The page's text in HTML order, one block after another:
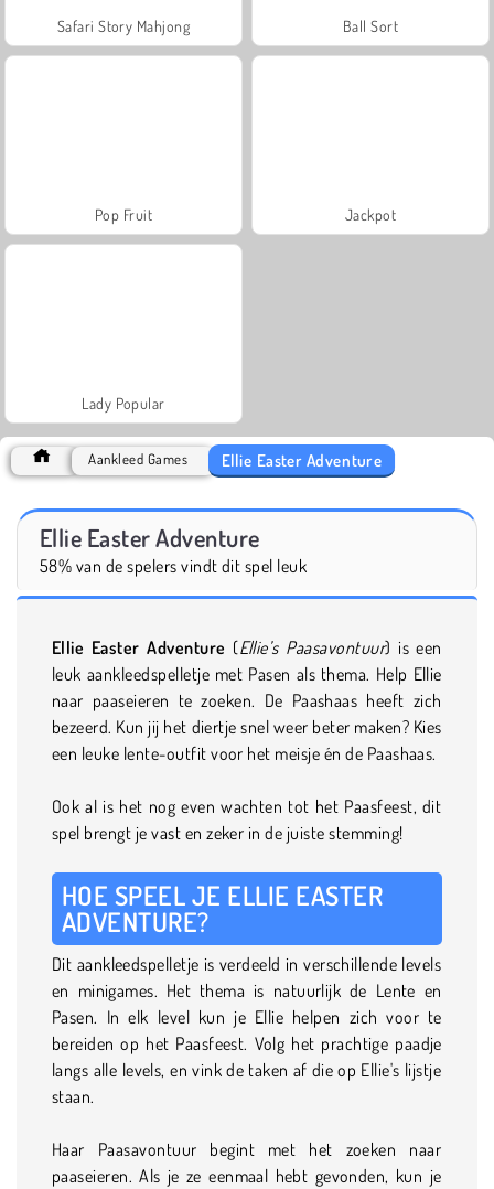
Safari Story Mahjong Ball Sort
Pop Fruit Jackpot
Lady Popular
Aankleed Games Ellie Easter Adventure
Ellie Easter Adventure
58% van de spelers vindt dit spel leuk
Ellie Easter Adventure (Ellie’s Paasavontuur) is een
leuk aankleedspelletje met Pasen als thema. Help Ellie
naar paaseieren te zoeken. De Paashaas heeft zich
bezeerd. Kun jij het diertje snel weer beter maken? Kies
een leuke lente-outfit voor het meisje én de Paashaas.
Ook al is het nog even wachten tot het Paasfeest, dit
spel brengt je vast en zeker in de juiste stemming!
HOE SPEEL JE ELLIE EASTER
ADVENTURE?
Dit aankleedspelletje is verdeeld in verschillende levels
en minigames. Het thema is natuurlijk de Lente en
Pasen. In elk level kun je Ellie helpen zich voor te
bereiden op het Paasfeest. Volg het prachtige paadje
langs alle levels, en vink de taken af die op Ellie's lijstje
staan.
Haar Paasavontuur begint met het zoeken naar
paaseieren. Als je ze eenmaal hebt gevonden, kun je